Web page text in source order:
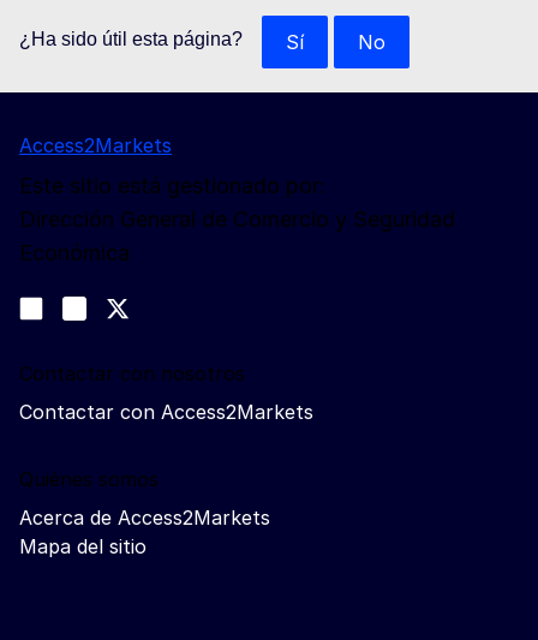
¿Ha sido útil esta página? Sí No
Access2Markets
Este sitio está gestionado por:
Dirección General de Comercio y Seguridad
Económica
Join us on LinkedIn
Trade-Off podcast
Contactar con nosotros
Contactar con Access2Markets
Quiénes somos
Acerca de Access2Markets
Mapa del sitio